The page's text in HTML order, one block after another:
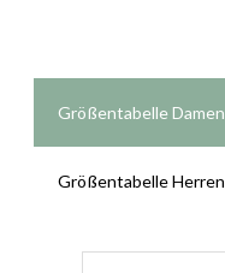
Größentabelle Damen
Größentabelle Herren